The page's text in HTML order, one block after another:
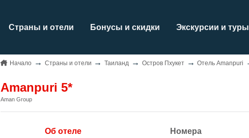
Страны и отели Бонусы и скидки Экскурсии и туры
Начало Страны и отели Таиланд Остров Пхукет Отель Amanpuri
Amanpuri 5*
Aman Group
Об отеле Номера